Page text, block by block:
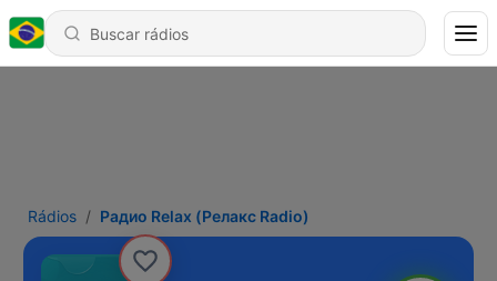
Rádios Радио Relax (Релакс Radio)